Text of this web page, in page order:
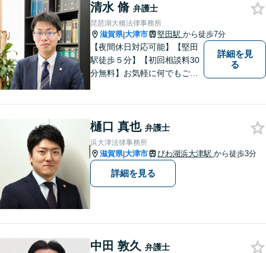
ます。弁護士に依頼するのは
敷居が高いとお考えの方も、
まずは一度ご相談ください。
清水 脩 弁護士
琵琶湖大橋法律事務所
滋賀県|大津市 堅田駅 から徒歩7分
【夜間休日対応可能】【堅田
駅徒歩５分】【初回相談料30
分無料】お気軽に何でもご相
詳細を見
る
樋口 真也 弁護士
浜大津法律事務所
滋賀県|大津市 びわ湖浜大津駅 から徒歩3分
詳細を見る
中田 敦久 弁護士